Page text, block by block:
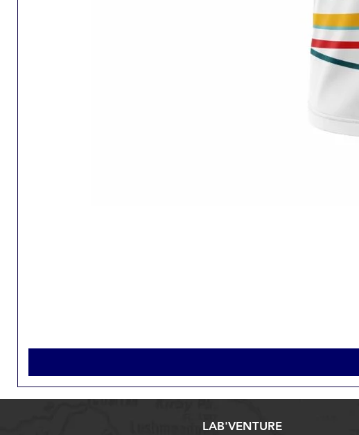
LAB'VENTURE